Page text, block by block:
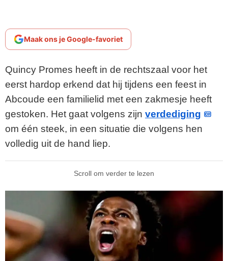
Maak ons je Google-favoriet
Quincy Promes heeft in de rechtszaal voor het
eerst hardop erkend dat hij tijdens een feest in
Abcoude een familielid met een zakmesje heeft
gestoken. Het gaat volgens zijn verdediging
om één steek, in een situatie die volgens hen
volledig uit de hand liep.
Scroll om verder te lezen